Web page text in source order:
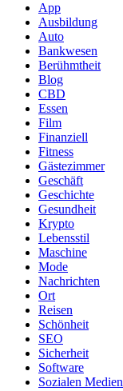
App
Ausbildung
Auto
Bankwesen
Berühmtheit
Blog
CBD
Essen
Film
Finanziell
Fitness
Gästezimmer
Geschäft
Geschichte
Gesundheit
Krypto
Lebensstil
Maschine
Mode
Nachrichten
Ort
Reisen
Schönheit
SEO
Sicherheit
Software
Sozialen Medien